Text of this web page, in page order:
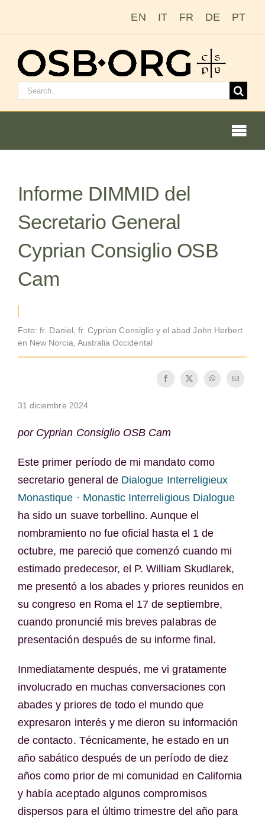
EN IT FR DE PT
Buscar:
La orden benedictina
Cómo hacerse monje o monja
La medalla de San Benito
Archivo de OSB.org
Informe DIMMID del
Secretario General
Cyprian Consiglio OSB
Cam
Foto: fr. Daniel, fr. Cyprian Consiglio y el abad John Herbert
en New Norcia, Australia Occidental
31 diciembre 2024
por Cyprian Consiglio OSB Cam
Este primer período de mi mandato como
secretario general de Dialogue Interreligieux
Monastique · Monastic Interreligious Dialogue
ha sido un suave torbellino. Aunque el
nombramiento no fue oficial hasta el 1 de
octubre, me pareció que comenzó cuando mi
estimado predecesor, el P. William Skudlarek,
me presentó a los abades y priores reunidos en
su congreso en Roma el 17 de septiembre,
cuando pronuncié mis breves palabras de
presentación después de su informe final.
Inmediatamente después, me vi gratamente
involucrado en muchas conversaciones con
abades y priores de todo el mundo que
expresaron interés y me dieron su información
de contacto. Técnicamente, he estado en un
año sabático después de un período de diez
años como prior de mi comunidad en California
y había aceptado algunos compromisos
dispersos para el último trimestre del año para